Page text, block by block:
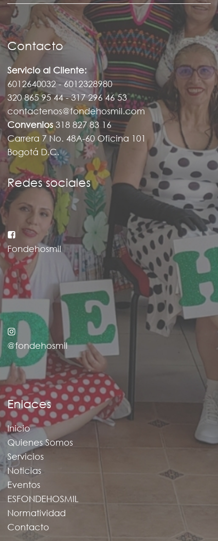
Contacto
Servicio al Cliente:
6012640032 - 6012328980
320 865 95 44 - 317 296 46 53
contactenos@fondehosmil.com
Convenios 318 827 83 16
Carrera 7 No. 48A-60 Oficina 101
Bogotá D.C.
Redes sociales
Fondehosmil
@fondehosmil
Enlaces
Inicio
Quienes Somos
Servicios
Noticias
Eventos
ESFONDEHOSMIL
Normatividad
Contacto